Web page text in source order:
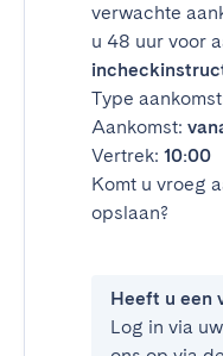
verwachte
u 48 uur voor
Type
Aankomst:
Vertrek: 10:00
Komt u vroeg
opslaan?
Heeft u een
Log in via